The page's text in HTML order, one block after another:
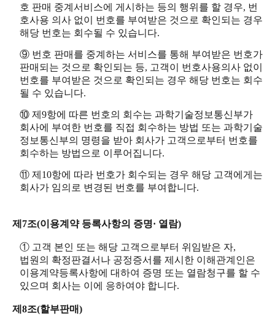
호 판매 중계서비스에 게시하는 등의 행위를 할 경우, 번
호사용 의사 없이 번호를 부여받은 것으로 확인되는 경우
해당 번호는 회수될 수 있습니다.
⑨ 번호 판매를 중계하는 서비스를 통해 부여받은 번호가
판매되는 것으로 확인되는 등, 고객이 번호사용의사 없이
번호를 부여받은 것으로 확인되는 경우 해당 번호는 회수
될 수 있습니다.
⑩ 제9항에 따른 번호의 회수는 과학기술정보통신부가
회사에 부여한 번호를 직접 회수하는 방법 또는 과학기술
정보통신부의 명령을 받아 회사가 고객으로부터 번호를
회수하는 방법으로 이루어집니다.
⑪ 제10항에 따라 번호가 회수되는 경우 해당 고객에게는
회사가 임의로 변경된 번호를 부여합니다.
제7조(이용계약 등록사항의 증명· 열람)
① 고객 본인 또는 해당 고객으로부터 위임받은 자,
법원의 확정판결서나 공정증서를 제시한 이해관계인은
이용계약등록사항에 대하여 증명 또는 열람청구를 할 수
있으며 회사는 이에 응하여야 합니다.
제8조(할부판매)